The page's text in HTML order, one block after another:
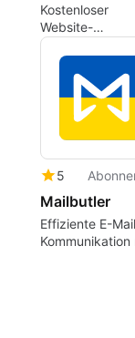
Kostenloser
Website-
Downloader zum
Offline-Surfen
5
Mailbutler
Effiziente E-
Kommunikation